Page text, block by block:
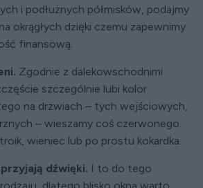
i podłużnych półmisków, podajmy
okrągłych dzięki czemu zapewnimy
finansową.
Zgodnie z dalekowschodnimi
szczególnie lubi kolor
na drzwiach – tych wejściowych,
– wieszamy coś czerwonego.
wieniec lub po prostu kokardka.
dźwięki. I to do tego